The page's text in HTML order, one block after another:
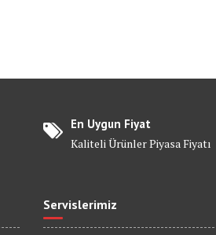
En Uygun Fiyat
Kaliteli Ürünler Piyasa Fiyatı
Servislerimiz